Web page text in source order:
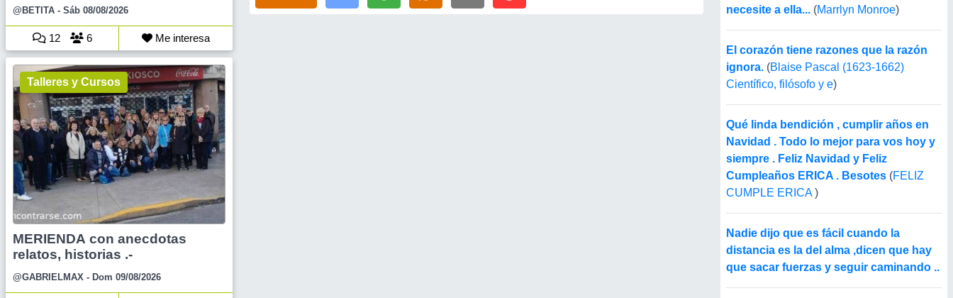
@BETITA - Sáb 08/08/2026
12 6 Me interesa
Talleres y Cursos
MERIENDA con anecdotas
relatos, historias .-
@GABRIELMAX - Dom 09/08/2026
necesite a ella... (Marrlyn Monroe)
El corazón tiene razones que la razón
ignora. (Blaise Pascal (1623-1662)
Científico, filósofo y e)
Qué linda bendición , cumplir años en
Navidad . Todo lo mejor para vos hoy y
siempre . Feliz Navidad y Feliz
Cumpleaños ERICA . Besotes (FELIZ
CUMPLE ERICA)
Nadie dijo que es fácil cuando la
distancia es la del alma ,dicen que hay
que sacar fuerzas y seguir caminando ..